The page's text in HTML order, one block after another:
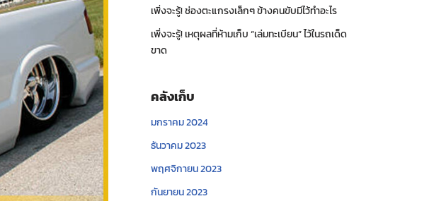
เพิ่งจะรู้! ช่องตะแกรงเล็กๆ ข้างคนขับมีไว้ทำอะไร
เพิ่งจะรู้! เหตุผลที่ห้ามเก็บ “เล่มทะเบียน” ไว้ในรถเด็ด
ขาด
คลังเก็บ
มกราคม 2024
ธันวาคม 2023
พฤศจิกายน 2023
กันยายน 2023